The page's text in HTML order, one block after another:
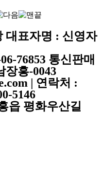
대표자명 : 신영자
76853 통신판매
장흥-0043
| 연락처 :
5146
읍 평화우산길